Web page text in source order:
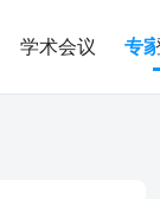
学术会议 专